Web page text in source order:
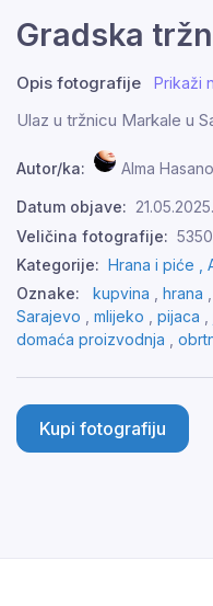
Gradska
Opis fotografije Prikaži
Ulaz u tržnicu Markale u
Autor/ka: Alma
Datum objave: 21.05.2025.
Veličina fotografije:
Kategorije: Hrana i piće ,
Oznake:
kupvina hrana
Sarajevo
mlijeko pijaca
domaća proizvodnja
Kupi fotografiju